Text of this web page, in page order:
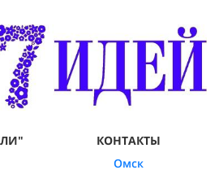
КОНТАКТЫ
Омск